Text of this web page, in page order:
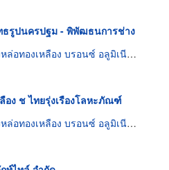
ธรูปนครปฐม - พิพัฒธนการช่าง
อทองเหลือง บรอนซ์ อลูมิเนียมและแมกนีเซียม
อง ช ไทยรุ่งเรืองโลหะภัณฑ์
อทองเหลือง บรอนซ์ อลูมิเนียมและแมกนีเซียม